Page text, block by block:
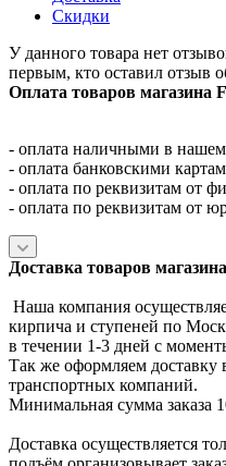
Скидки
У данного товара нет
первым, кто оставил отзыв
Оплата товаров магазина
- оплата наличными в
- оплата банковскими
- оплата по реквизитам от
- оплата по реквизитам от
Доставка товаров
Наша компания
кирпича и ступеней по
в течении 1-3 дней с
Так же оформляем доставку
транспортных компаний.
Минимальная сумма заказа
Доставка осуществляется